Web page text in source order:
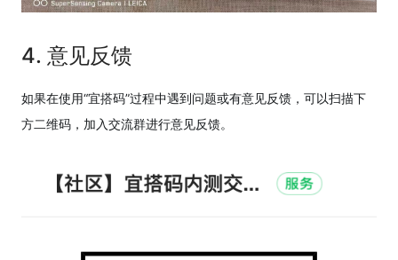
4. 意见反馈
如果在使用“宜搭码”过程中遇到问题或有意见反馈，可以扫描下
方二维码，加入交流群进行意见反馈。